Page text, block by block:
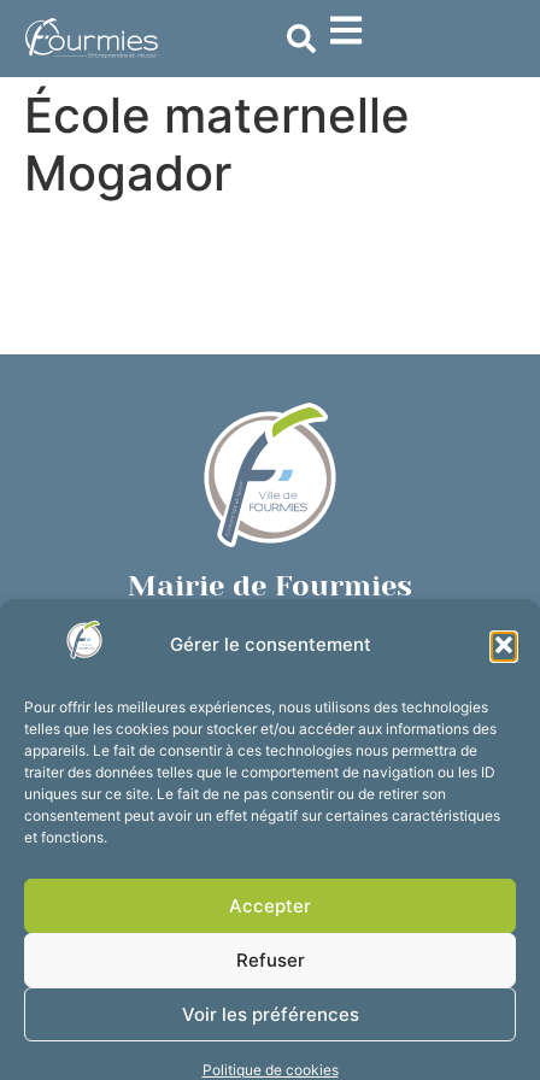
Gérer le consentement
Pour offrir les meilleures expériences, nous utilisons des technologies
telles que les cookies pour stocker et/ou accéder aux informations des
appareils. Le fait de consentir à ces technologies nous permettra de
traiter des données telles que le comportement de navigation ou les ID
uniques sur ce site. Le fait de ne pas consentir ou de retirer son
consentement peut avoir un effet négatif sur certaines caractéristiques
et fonctions.
Accepter
Refuser
Voir les préférences
Politique de cookies
principal
École maternelle
Mogador
Mairie de Fourmies
03 27 59 69 79
Horaires d’ouverture
Du lundi au vendredi :
de 8h30 à 12h et de 13h30 à 17h30
Suivez-nous !
Accessibilité
Mentions légales
2025 © Propulsé par